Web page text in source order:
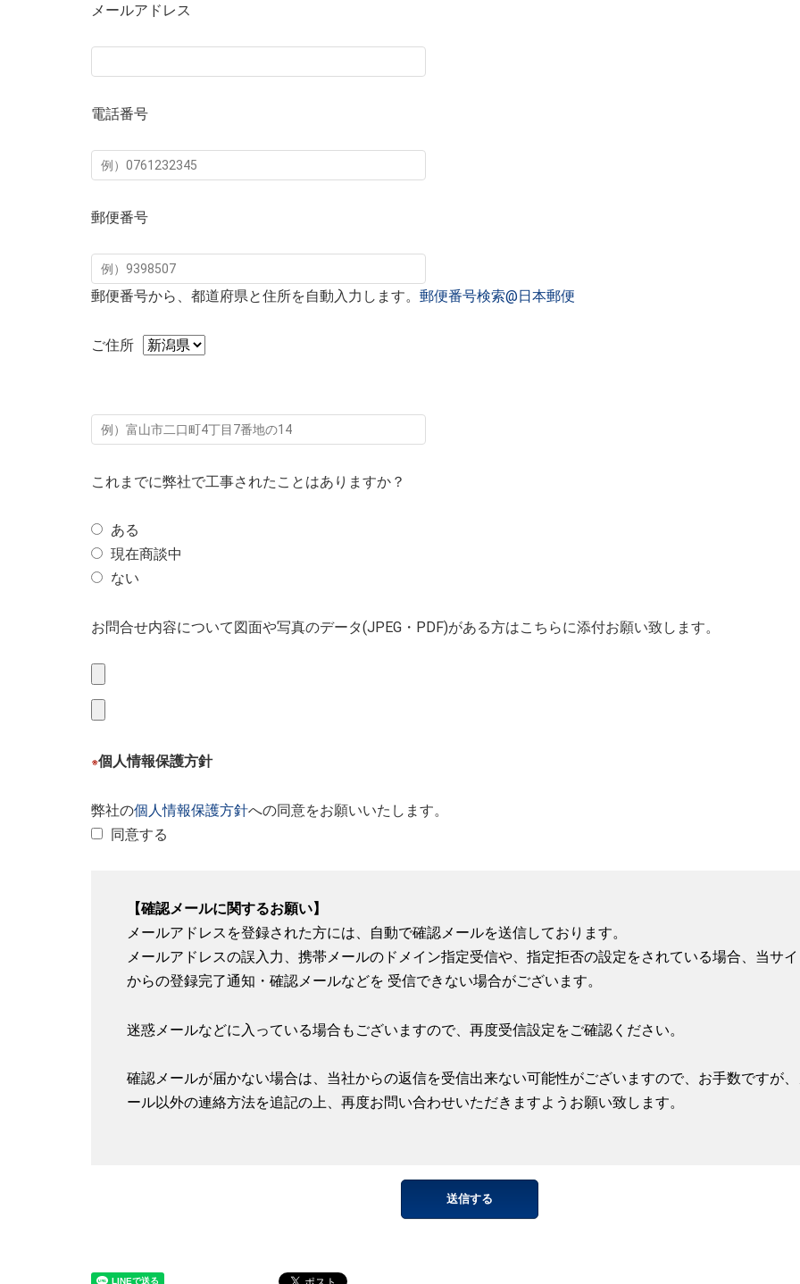
メールアドレス
電話番号
郵便番号
郵便番号から、都道府県と住所を自動入力します。 郵便番号検索@日本郵便
ご住所
これまでに弊社で工事されたことはありますか？
ある
現在商談中
ない
お問合せ内容について図面や写真のデータ(JPEG・PDF)がある方はこちらに添付お願い致します。
※個人情報保護方針
弊社の個人情報保護方針への同意をお願いいたします。
同意する
【確認メールに関するお願い】
メールアドレスを登録された方には、自動で確認メールを送信しております。
メールアドレスの誤入力、携帯メールのドメイン指定受信や、指定拒否の設定をされている場合、当サ
からの登録完了通知・確認メールなどを 受信できない場合がございます。
迷惑メールなどに入っている場合もございますので、再度受信設定をご確認ください。
確認メールが届かない場合は、当社からの返信を受信出来ない可能性がございますので、お手数ですが
ール以外の連絡方法を追記の上、再度お問い合わせいただきますようお願い致します。